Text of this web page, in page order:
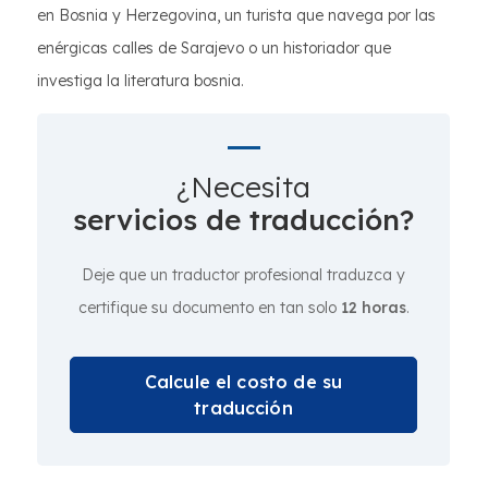
en Bosnia y Herzegovina, un turista que navega por las
enérgicas calles de Sarajevo o un historiador que
investiga la literatura bosnia.
¿Necesita
servicios de traducción?
Deje que un traductor profesional traduzca y
certifique su documento en tan solo 12 horas.
Calcule el costo de su
traducción